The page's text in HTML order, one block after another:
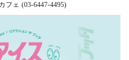
フェ (03-6447-4495)